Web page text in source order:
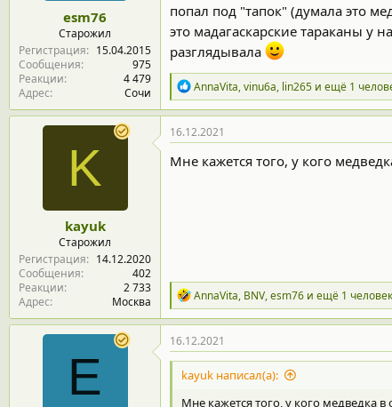
esm76
Старожил
Регистрация
15.04.2015
Сообщения
975
Реакции
4 479
Адрес
Сочи
попал под "тапок" (думала это
это мадагаскарские тараканы у
разглядывала
Р
е
а
к
ц
и
и
AnnaVita,vinu6a, lin265 и ещё 1
K
kayuk
Старожил
Регистрация
14.12.2020
Сообщения
402
Реакции
2 733
Адрес
Москва
16.12.2021
Мне кажется того, у кого
Р
е
а
к
ц
и
и
AnnaVita, BNV,esm76 и ещё 1 человек
E
16.12.2021
kayuk написал(а):
Мне кажется того, у кого медведка